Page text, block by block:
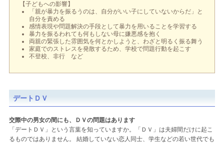
【子どもへの影響】
「親が暴力を振るうのは、自分がいい子にしていないからだ」と
自分を責める
感情表現や問題解決の手段として暴力を用いることを学習する
暴力を振るわれても何もしない母に嫌悪感を抱く
両親の緊張した雰囲気を何とかしようと、わざと明るく振る舞う
家庭でのストレスを発散するため、学校で問題行動を起こす
不登校、非行 など
デートＤＶ
交際中の男女の間にも、ＤＶの問題はあります
「デートＤＶ」という言葉を知っていますか。「ＤＶ」は夫婦間だけに起こ
るものではありません。 結婚していない恋人同士、学生などの若い世代でも